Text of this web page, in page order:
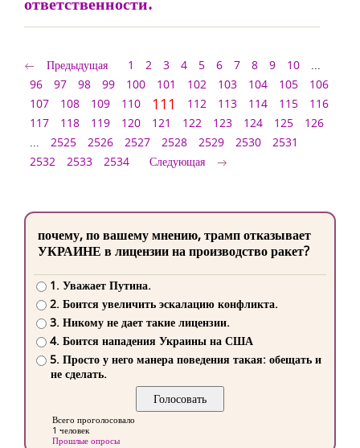
Предыдущая 1 2 3 4 5 6 7 8 9 10
...
96
97 98 99 100 101 102 103 104 105
106
107
108 109 110 111 112 113 114 115
116
117
118 119 120 121 122 123 124 125
126
...
2525 2526 2527 2528 2529 2530
2531
2532
2533 2534 Следующая
почему, по вашему мнению, трамп отказывает
УКРАИНЕ в лицензии на производство ракет?
1. Уважает Путина.
2. Боится увеличить эскалацию конфликта.
3. Никому не дает такие лицензии.
4. Боится нападения Украины на США
5. Просто у него манера поведения такая: обещать и
не сделать.
Всего проголосовало
1 человек
Прошлые опросы